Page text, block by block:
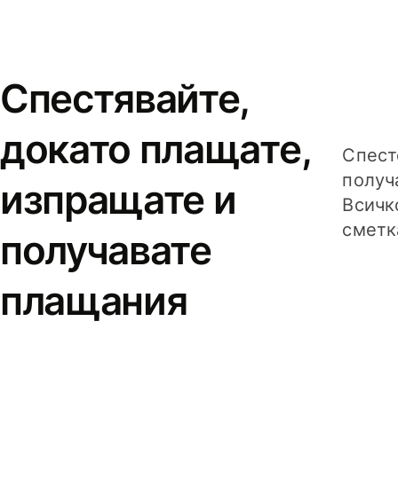
Спестявайте,
докато плащате,
изпращате и
получавате
плащания